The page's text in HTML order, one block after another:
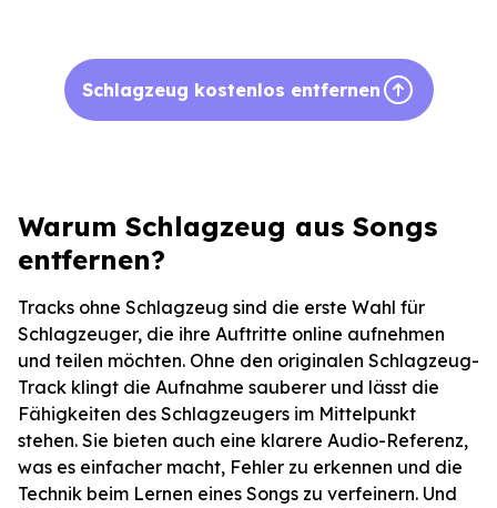
Schlagzeug kostenlos entfernen
Warum Schlagzeug aus Songs
entfernen?
Tracks ohne Schlagzeug sind die erste Wahl für
Schlagzeuger, die ihre Auftritte online aufnehmen
und teilen möchten. Ohne den originalen Schlagzeug-
Track klingt die Aufnahme sauberer und lässt die
Fähigkeiten des Schlagzeugers im Mittelpunkt
stehen. Sie bieten auch eine klarere Audio-Referenz,
was es einfacher macht, Fehler zu erkennen und die
Technik beim Lernen eines Songs zu verfeinern. Und